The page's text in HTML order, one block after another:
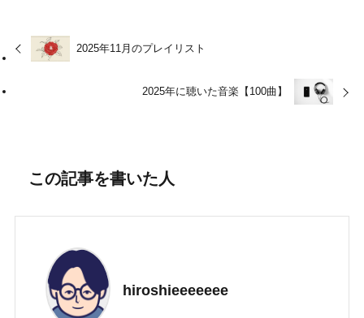
2025年11月のプレイリスト
2025年に聴いた音楽【100曲】
この記事を書いた人
hiroshieeeeeee